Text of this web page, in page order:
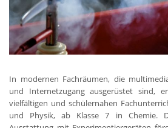
In modernen Fachräumen, die
und Internetzugang ausgerüstet sind,
vielfältigen und schülernahen
und Physik, ab Klasse 7 in Chemie.